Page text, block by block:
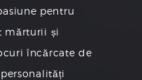
pentru
mărturii și
încărcate de